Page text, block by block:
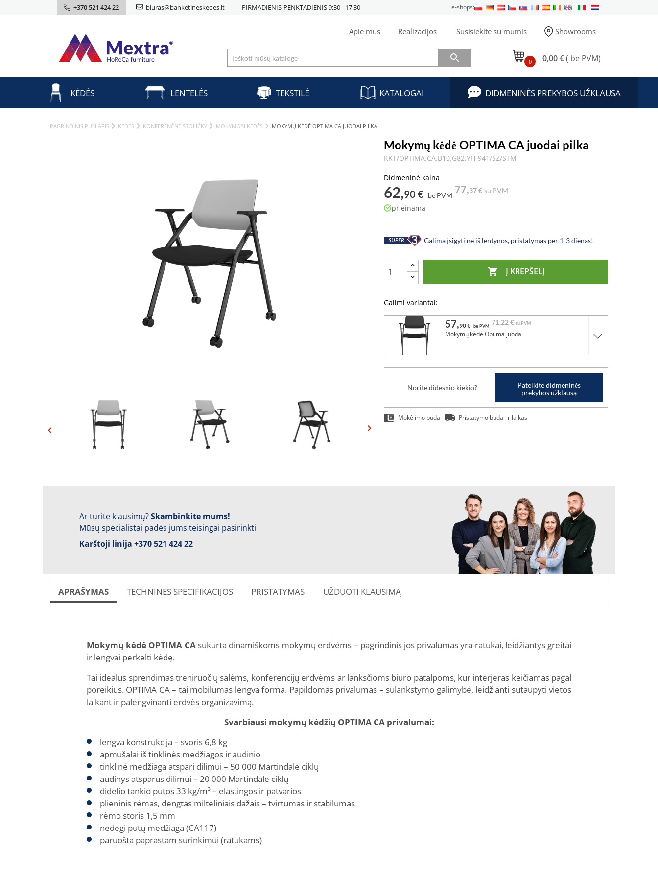
+370 521 424 22 biuras@banketineskedes.lt PIRMADIENIS-PENKTADIENIS 9:30 - 17:30 e-shops:
Apie mus Realizacijos Susisiekite su mumis Showrooms
 0 0,00 €( be PVM)
KĖDĖS LENTELĖS TEKSTILĖ KATALOGAI DIDMENINĖS PREKYBOS UŽKLAUSA
PAGRINDINIS PUSLAPIS KĖDĖS KONFERENČNÉ STOLIČKY MOKYMOSI KĖDĖS MOKYMŲ KĖDĖ OPTIMA CA JUODAI PILKA
Mokymų kėdė OPTIMA CA juodai pilka
KKT/OPTIMA.CA.B10.G82.YH-941/SZ/STM
Didmeninė kaina
62,90 € be PVM
77,37 € su PVM
prieinama
Galima įsigyti ne iš lentynos, pristatymas per 1-3 dienas!
 Į KREPŠELĮ
Galimi variantai:
57,90 € be PVM 71,22 € su PVM
Mokymų kėdė Optima juoda
Norite didesnio kiekio?
Pateikite didmeninės
prekybos užklausą
Mokėjimo būdai Pristatymo būdai ir laikas
Ar turite klausimų?Skambinkite mums!
Mūsų specialistai padės jums teisingai pasirinkti
Karštoji linija +370 521 424 22
APRAŠYMAS TECHNINĖS SPECIFIKACIJOS PRISTATYMAS UŽDUOTI KLAUSIMĄ
Mokymų kėdė OPTIMA CAsukurta dinamiškoms mokymų erdvėms – pagrindinis jos privalumas yra ratukai, leidžiantys greitai
ir lengvai perkelti kėdę.
Tai idealus sprendimas treniruočių salėms, konferencijų erdvėms ar lanksčioms biuro patalpoms, kur interjeras keičiamas pagal
poreikius. OPTIMA CA – tai mobilumas lengva forma. Papildomas privalumas – sulankstymo galimybė, leidžianti sutaupyti vietos
laikant ir palengvinanti erdvės organizavimą.
Svarbiausi mokymų kėdžių OPTIMA CA privalumai:
lengva konstrukcija – svoris 6,8 kg
apmušalai iš tinklinės medžiagos ir audinio
tinklinė medžiaga atspari dilimui – 50 000 Martindale ciklų
audinys atsparus dilimui – 20 000 Martindale ciklų
didelio tankio putos 33 kg/m³ – elastingos ir patvarios
plieninis rėmas, dengtas milteliniais dažais – tvirtumas ir stabilumas
rėmo storis 1,5 mm
nedegi putų medžiaga (CA117)
paruošta paprastam surinkimui (ratukams)